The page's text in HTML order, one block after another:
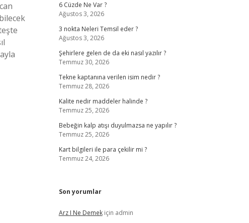
6 Cüzde Ne Var ?
Ağustos 3, 2026
3 nokta Neleri Temsil eder ?
Ağustos 3, 2026
Şehirlere gelen de da eki nasıl yazılır ?
Temmuz 30, 2026
Tekne kaptanına verilen isim nedir ?
Temmuz 28, 2026
Kalite nedir maddeler halinde ?
Temmuz 25, 2026
Bebeğin kalp atışı duyulmazsa ne yapılır ?
Temmuz 25, 2026
Kart bilgileri ile para çekilir mi ?
Temmuz 24, 2026
Son yorumlar
Arz I Ne Demekiçin admin